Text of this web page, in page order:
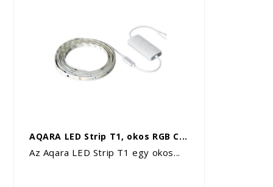
AQARA LED Strip T1, okos RGB C...
Az Aqara LED Strip T1 egy okos...